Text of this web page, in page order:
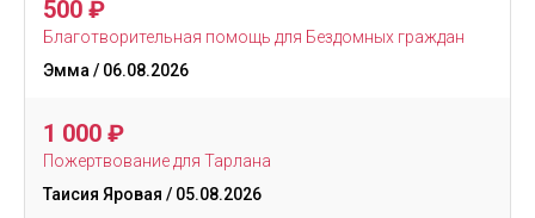
500 ₽
Благотворительная помощь для Бездомных граждан
Эмма / 06.08.2026
1 000 ₽
Пожертвование для Тарлана
Таисия Яровая / 05.08.2026